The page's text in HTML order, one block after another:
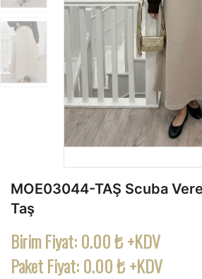
MOE03044-TAŞ Scuba
Taş
Birim Fiyat:0.00 ₺ +KDV
Paket Fiyat:0.00 ₺ +KDV